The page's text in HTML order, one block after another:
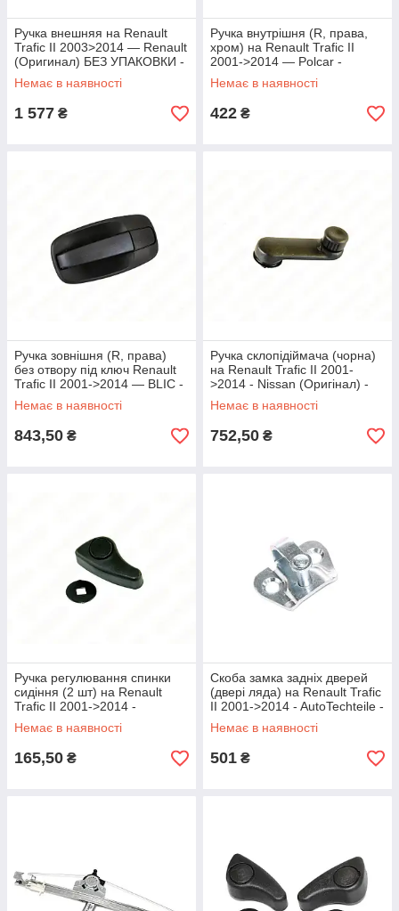
Ручка внешняя на Renault
Trafic II 2003>2014 — Renault
(Оригинал) БЕЗ УПАКОВКИ -
826064615RJ
Немає в наявності
1 577 ₴
Ручка внутрішня (R, права,
хром) на Renault Trafic II
2001->2014 — Polcar -
6015ZW42C
Немає в наявності
422 ₴
Ручка зовнішня (R, права)
без отвору під ключ Renault
Trafic II 2001->2014 — BLIC -
6010-09-041402P
Немає в наявності
843,50 ₴
Ручка склопідіймача (чорна)
на Renault Trafic II 2001-
>2014 - Nissan (Оригінал) -
80760-00QAB
Немає в наявності
752,50 ₴
Ручка регулювання спинки
сидіння (2 шт) на Renault
Trafic II 2001->2014 -
Rotweiss - RWS1717
Немає в наявності
165,50 ₴
Скоба замка задніх дверей
(двері ляда) на Renault Trafic
II 2001->2014 - AutoTechteile -
5051680
Немає в наявності
501 ₴